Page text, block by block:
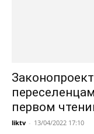
первом
liktv - 13/04/2022 17:10